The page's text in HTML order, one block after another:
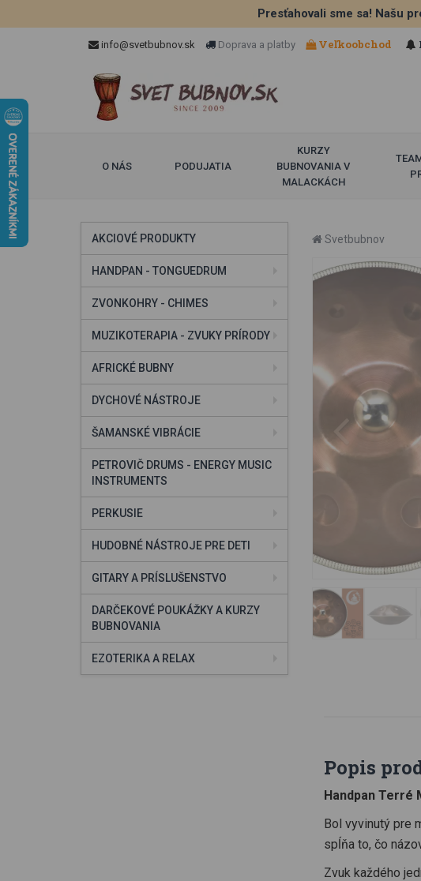
Presťahovali sme sa! Našu
info@svetbubnov.sk Doprava a platby Veľkoobchod
O NÁS PODUJATIA
KURZY
BUBNOVANIA V
MALACKÁCH
AKCIOVÉ PRODUKTY
HANDPAN - TONGUEDRUM
ZVONKOHRY - CHIMES
MUZIKOTERAPIA - ZVUKY PRÍRODY
AFRICKÉ BUBNY
DYCHOVÉ NÁSTROJE
ŠAMANSKÉ VIBRÁCIE
PETROVIČ DRUMS - ENERGY MUSIC
INSTRUMENTS
PERKUSIE
HUDOBNÉ NÁSTROJE PRE DETI
GITARY A PRÍSLUŠENSTVO
DARČEKOVÉ POUKÁŽKY A KURZY
BUBNOVANIA
EZOTERIKA A RELAX
Svetbubnov
Popis
Handpan Terré
Bol vyvinutý pre
spĺňa to, čo
Zvuk každého